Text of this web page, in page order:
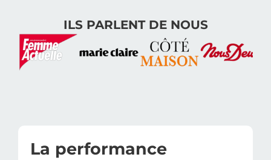
ILS PARLENT DE NOUS
La performance